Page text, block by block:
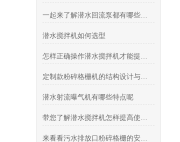
潜水搅拌机如何选型
潜水射流曝气机有哪些特点呢